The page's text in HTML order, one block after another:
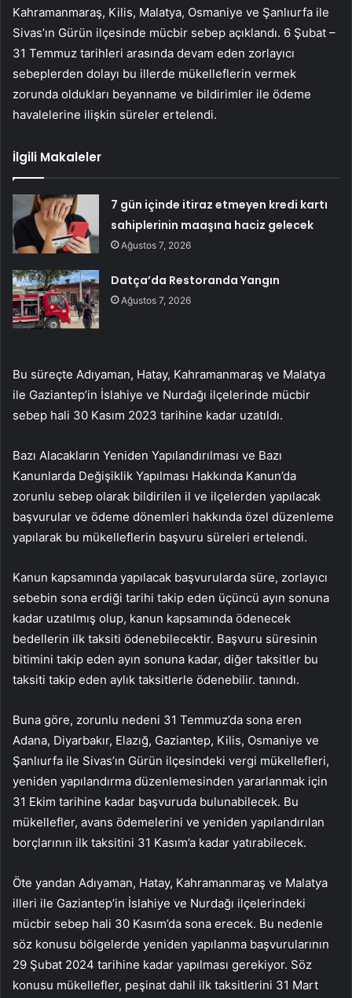
Kahramanmaraş, Kilis, Malatya, Osmaniye ve Şanlıurfa ile
Sivas’ın Gürün ilçesinde mücbir sebep açıklandı. 6 Şubat –
31 Temmuz tarihleri ​​arasında devam eden zorlayıcı
sebeplerden dolayı bu illerde mükelleflerin vermek
zorunda oldukları beyanname ve bildirimler ile ödeme
havalelerine ilişkin süreler ertelendi.
İlgili Makaleler
7 gün içinde itiraz etmeyen kredi kartı
sahiplerinin maaşına haciz gelecek
Ağustos 7, 2026
Datça’da Restoranda Yangın
Ağustos 7, 2026
Bu süreçte Adıyaman, Hatay, Kahramanmaraş ve Malatya
ile Gaziantep’in İslahiye ve Nurdağı ilçelerinde mücbir
sebep hali 30 Kasım 2023 tarihine kadar uzatıldı.
Bazı Alacakların Yeniden Yapılandırılması ve Bazı
Kanunlarda Değişiklik Yapılması Hakkında Kanun’da
zorunlu sebep olarak bildirilen il ve ilçelerden yapılacak
başvurular ve ödeme dönemleri hakkında özel düzenleme
yapılarak bu mükelleflerin başvuru süreleri ertelendi.
Kanun kapsamında yapılacak başvurularda süre, zorlayıcı
sebebin sona erdiği tarihi takip eden üçüncü ayın sonuna
kadar uzatılmış olup, kanun kapsamında ödenecek
bedellerin ilk taksiti ödenebilecektir. Başvuru süresinin
bitimini takip eden ayın sonuna kadar, diğer taksitler bu
taksiti takip eden aylık taksitlerle ödenebilir. tanındı.
Buna göre, zorunlu nedeni 31 Temmuz’da sona eren
Adana, Diyarbakır, Elazığ, Gaziantep, Kilis, Osmaniye ve
Şanlıurfa ile Sivas’ın Gürün ilçesindeki vergi mükellefleri,
yeniden yapılandırma düzenlemesinden yararlanmak için
31 Ekim tarihine kadar başvuruda bulunabilecek. Bu
mükellefler, avans ödemelerini ve yeniden yapılandırılan
borçlarının ilk taksitini 31 Kasım’a kadar yatırabilecek.
Öte yandan Adıyaman, Hatay, Kahramanmaraş ve Malatya
illeri ile Gaziantep’in İslahiye ve Nurdağı ilçelerindeki
mücbir sebep hali 30 Kasım’da sona erecek. Bu nedenle
söz konusu bölgelerde yeniden yapılanma başvurularının
29 Şubat 2024 tarihine kadar yapılması gerekiyor. Söz
konusu mükellefler, peşinat dahil ilk taksitlerini 31 Mart